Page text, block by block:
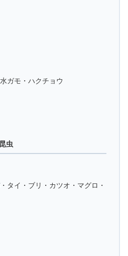
ガモ・ハクチョウ
虫
タイ・ブリ・カツオ・マグロ・